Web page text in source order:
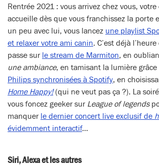
Rentrée 2021 : vous arrivez chez vous,
accueille dès que vous franchissez la porte
un peu avec lui, vous lancez une playlist
et relaxer votre ami canin. C’est déjà
passe sur le stream de Marmiton, en
une ambiance, en tamisant la lumière grâce
Philips synchronisées à Spotify, en
Home Happy!(qui ne veut pas ça ?). La
vous foncez geeker sur League of legends
manquer le dernier concert live exclusif de
évidemment interactif…
Siri, Alexa et les autres